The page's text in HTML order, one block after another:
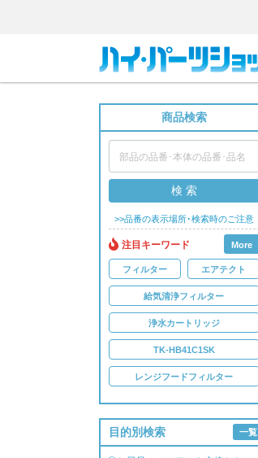
商品検索
検 索
>>品番の表示場所･検索時のご注意
注目キーワード More
フィルター エアテクト
給気清浄フィルター
浄水カートリッジ
TK-HB41C1SK
レンジフードフィルター
目的別検索 一覧